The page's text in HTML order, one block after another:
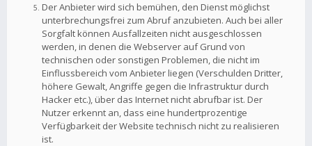
Der Anbieter wird sich bemühen, den Dienst möglichst
unterbrechungsfrei zum Abruf anzubieten. Auch bei aller
Sorgfalt können Ausfallzeiten nicht ausgeschlossen
werden, in denen die Webserver auf Grund von
technischen oder sonstigen Problemen, die nicht im
Einflussbereich vom Anbieter liegen (Verschulden Dritter,
höhere Gewalt, Angriffe gegen die Infrastruktur durch
Hacker etc.), über das Internet nicht abrufbar ist. Der
Nutzer erkennt an, dass eine hundertprozentige
Verfügbarkeit der Website technisch nicht zu realisieren
ist.